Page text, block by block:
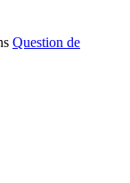
Question de